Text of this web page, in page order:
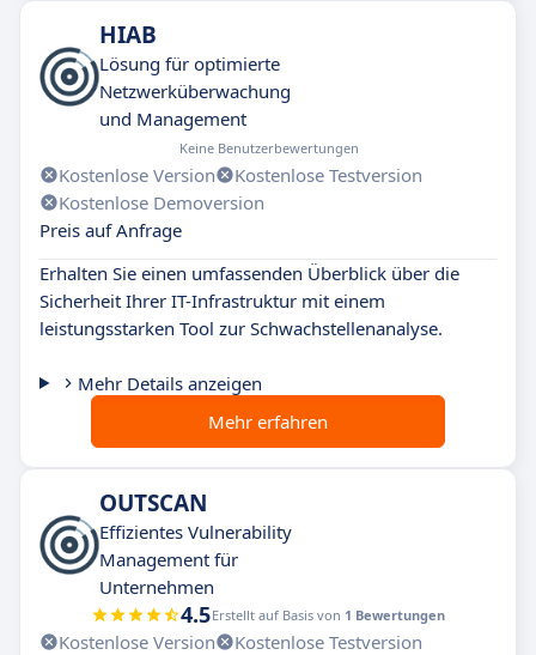
HIAB
Lösung für optimierte
Netzwerküberwachung
und Management
Keine Benutzerbewertungen
Kostenlose Version
Kostenlose Testversion
Kostenlose Demoversion
Preis auf Anfrage
Erhalten Sie einen umfassenden Überblick über die
Sicherheit Ihrer IT-Infrastruktur mit einem
leistungsstarken Tool zur Schwachstellenanalyse.
Mehr Details anzeigen
Mehr erfahren
OUTSCAN
Effizientes Vulnerability
Management für
Unternehmen
4.5Erstellt auf Basis von 1 Bewertungen
Kostenlose Version
Kostenlose Testversion